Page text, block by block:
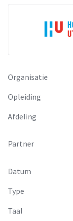
Organisatie
Opleiding
Afdeling
Partner
Datum
Type
Taal